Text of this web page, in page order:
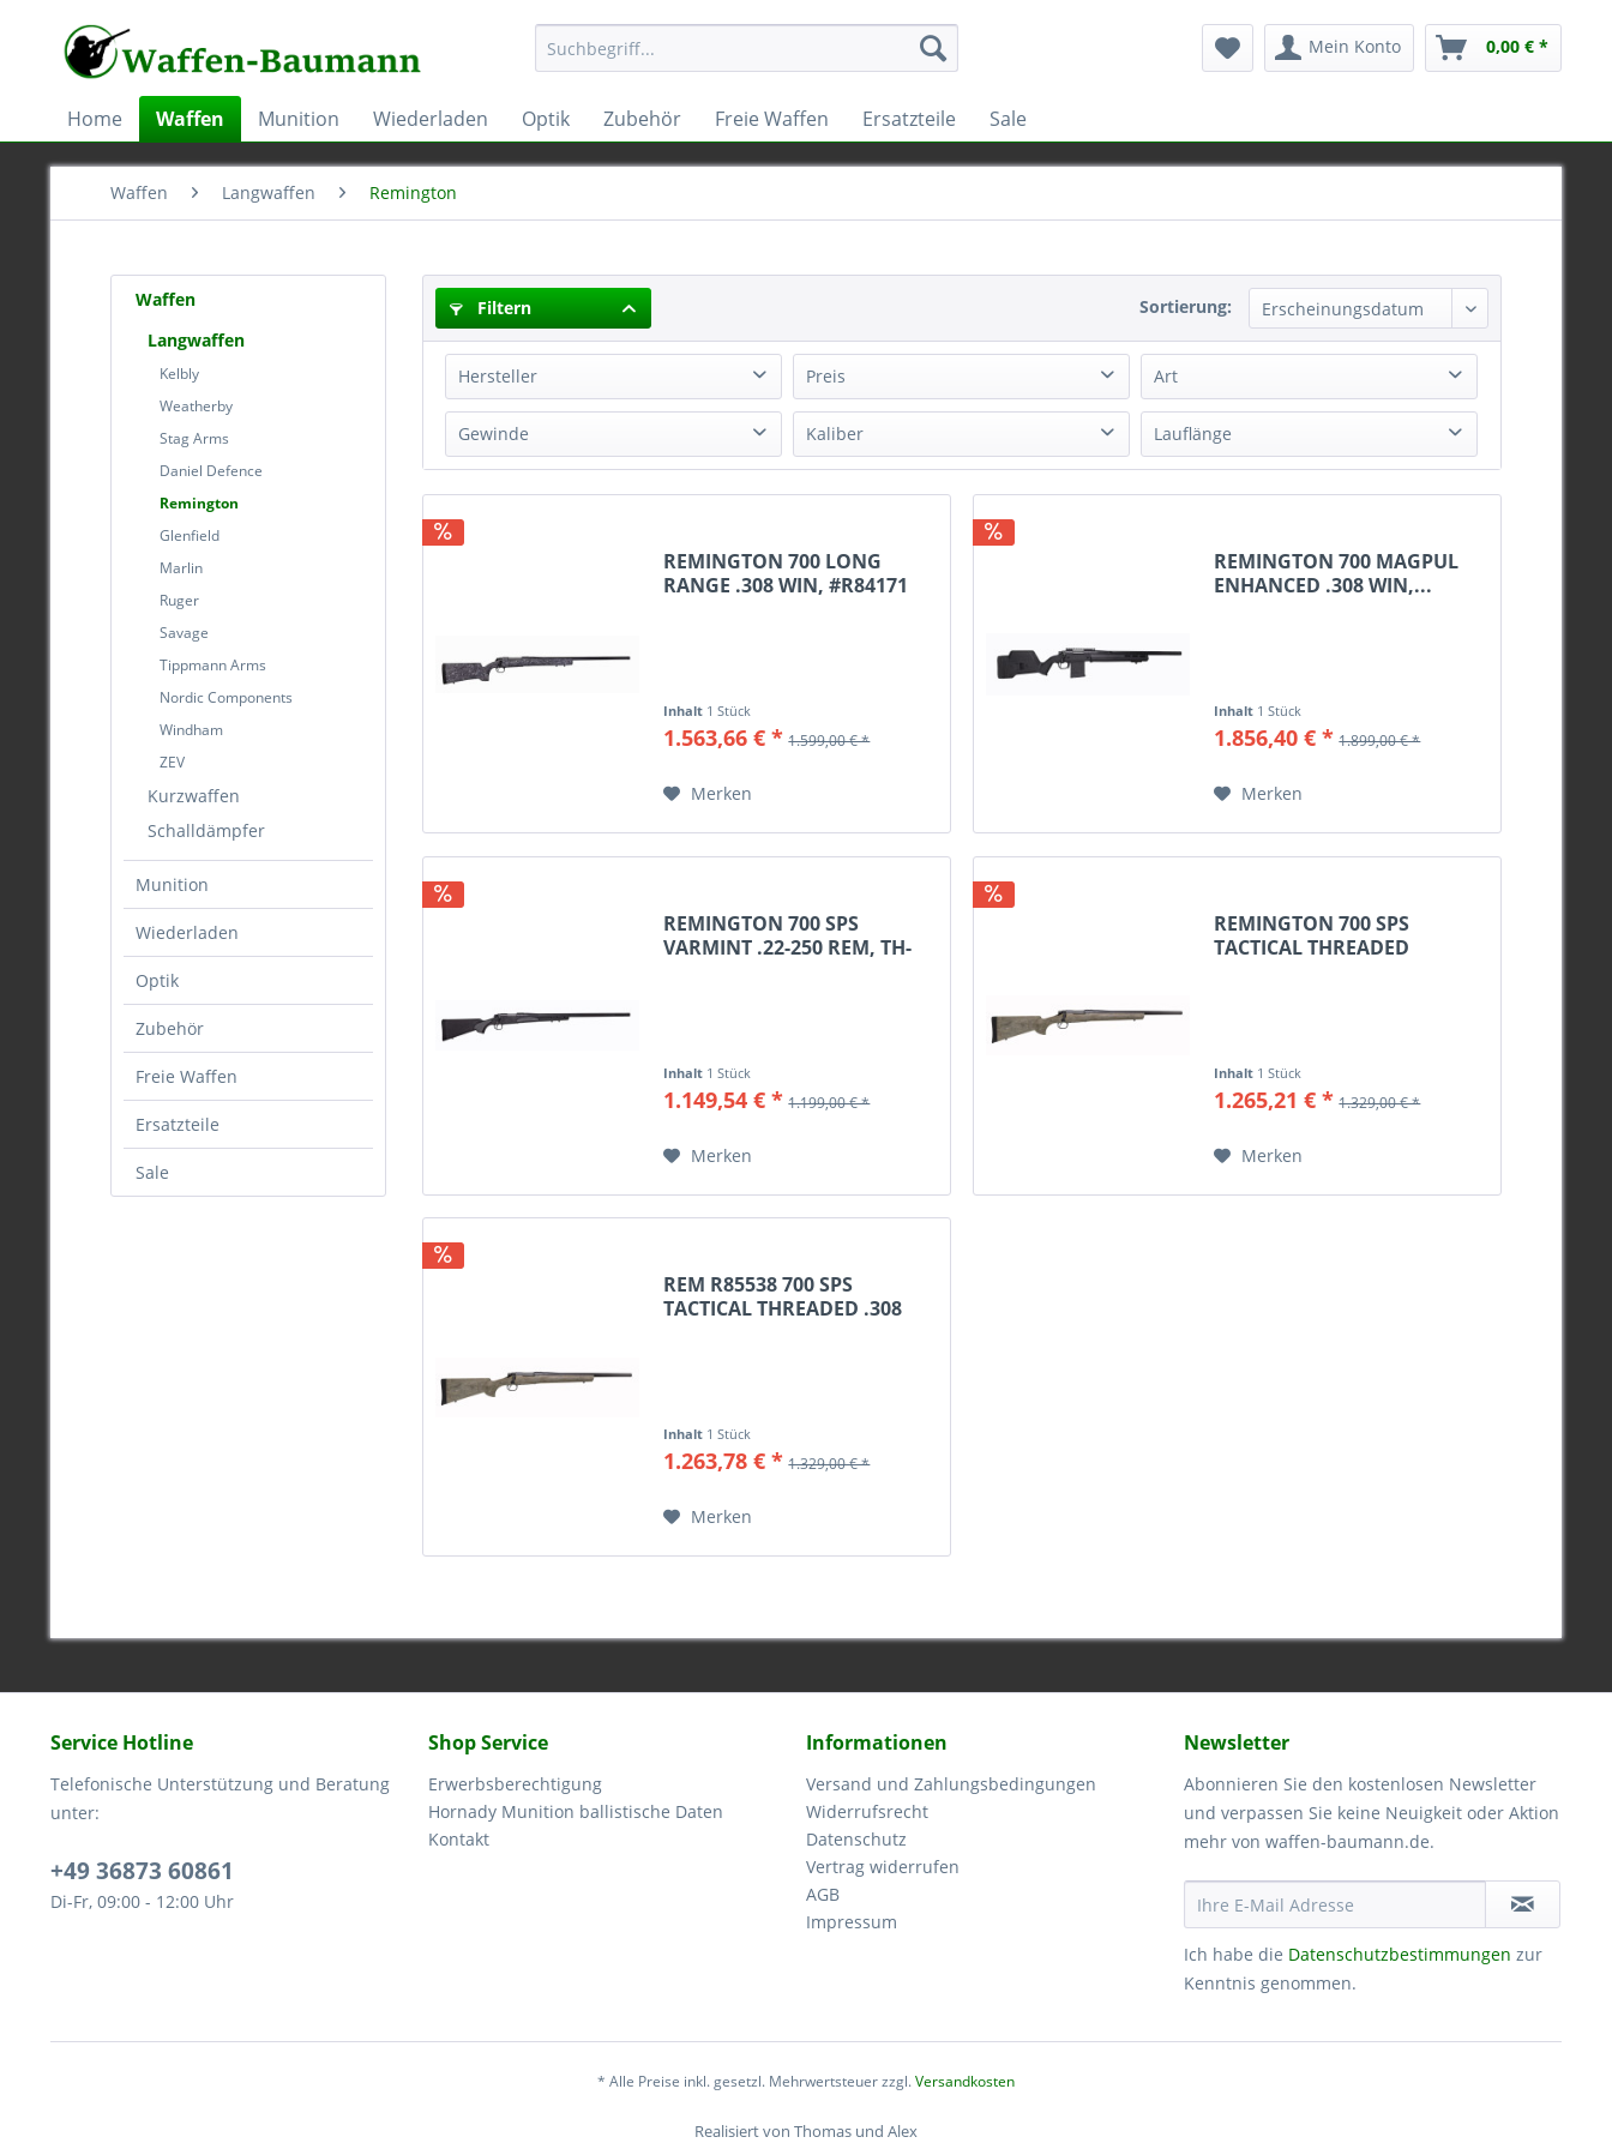
Mein Konto 0,00 € *
Home Waffen Munition Wiederladen Optik Zubehör Freie Waffen Ersatzteile Sale
Waffen Langwaffen Remington
Waffen
Langwaffen
Kelbly
Weatherby
Stag Arms
Daniel Defence
Remington
Glenfield
Marlin
Ruger
Savage
Tippmann Arms
Nordic Components
Windham
ZEV
Kurzwaffen
Schalldämpfer
Munition
Wiederladen
Optik
Zubehör
Freie Waffen
Ersatzteile
Sale
Filtern Sortierung:
Hersteller
RemArms
Remington
Preis
von1149,54 €bis1856,40 €
Art
Repetierbüchse
Gewinde
1/2-28UNEF
Kaliber
.22-250 Rem
6.5 Creedmoor
Lauflänge
42cm
56cm
66cm
REMINGTON 700 LONG
RANGE .308 WIN, #R84171
Inhalt 1 Stück
1.563,66 € * 1.599,00 € *
Merken
REMINGTON 700 MAGPUL
ENHANCED .308 WIN,...
Inhalt 1 Stück
1.856,40 € * 1.899,00 € *
Merken
REMINGTON 700 SPS
VARMINT .22-250 REM, TH-
Inhalt 1 Stück
1.149,54 € * 1.199,00 € *
Merken
REMINGTON 700 SPS
TACTICAL THREADED
Inhalt 1 Stück
1.265,21 € * 1.329,00 € *
Merken
REM R85538 700 SPS
TACTICAL THREADED .308
Inhalt 1 Stück
1.263,78 € * 1.329,00 € *
Merken
Service Hotline
Telefonische Unterstützung und Beratung
unter:
+49 36873 60861
Di-Fr, 09:00 - 12:00 Uhr
Shop Service
Erwerbsberechtigung
Hornady Munition ballistische Daten
Kontakt
Informationen
Versand und Zahlungsbedingungen
Widerrufsrecht
Datenschutz
Vertrag widerrufen
AGB
Impressum
Newsletter
Abonnieren Sie den kostenlosen Newsletter
und verpassen Sie keine Neuigkeit oder Aktion
mehr von waffen-baumann.de.
Ich habe die Datenschutzbestimmungen zur
Kenntnis genommen.
* Alle Preise inkl. gesetzl. Mehrwertsteuer zzgl.Versandkosten
Realisiert von Thomas und Alex